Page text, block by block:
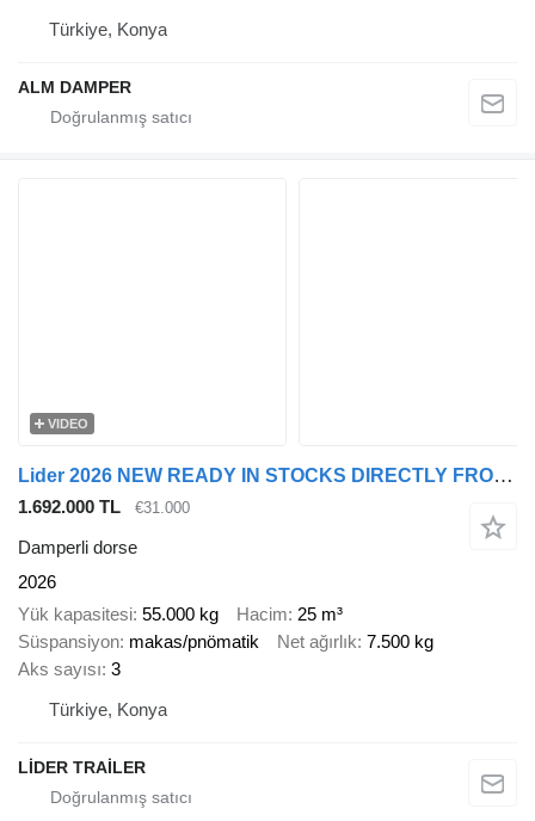
Türkiye, Konya
ALM DAMPER
VIDEO
Lider 2026 NEW READY IN STOCKS DIRECTLY FROM MANUFACTURER COMPANY AVA
1.692.000 TL €31.000
Damperli dorse
2026
Yük kapasitesi 55.000 kg Hacim 25 m³
Süspansiyon makas/pnömatik Net ağırlık 7.500 kg
Aks sayısı 3
Türkiye, Konya
LİDER TRAİLER